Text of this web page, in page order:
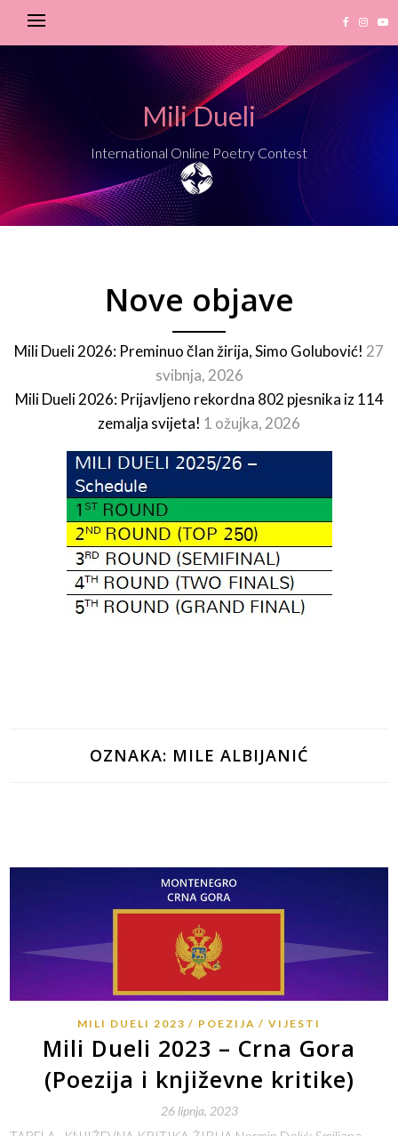
Mili Dueli
International Online Poetry Contest
Nove objave
Mili Dueli 2026: Preminuo član žirija, Simo Golubović! 27
svibnja, 2026
Mili Dueli 2026: Prijavljeno rekordna 802 pjesnika iz 114
zemalja svijeta! 1 ožujka, 2026
OZNAKA: MILE ALBIJANIĆ
MILI DUELI 2023 POEZIJA VIJESTI
Mili Dueli 2023 – Crna Gora
(Poezija i književne kritike)
26 lipnja, 2023